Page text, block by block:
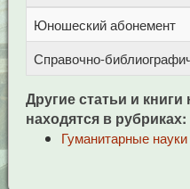
Юношеский абонемент
Справочно-
Другие статьи и книги
находятся в рубриках:
Гуманитарные науки